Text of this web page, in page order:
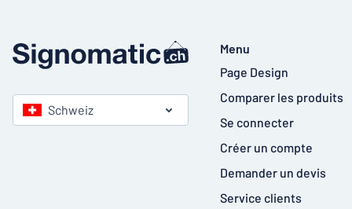
Schweiz
Menu
Page Design
Comparer les produits
Se connecter
Créer un compte
Demander un devis
Service clients